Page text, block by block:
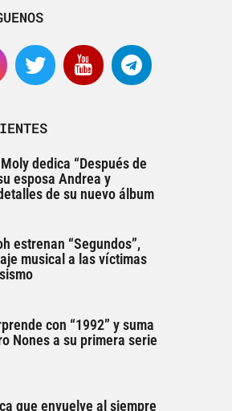
dedica “Después de
esposa Andrea y
de su nuevo álbum
estrenan “Segundos”,
musical a las víctimas
con “1992” y suma
Nones a su primera serie
que envuelve al siempre